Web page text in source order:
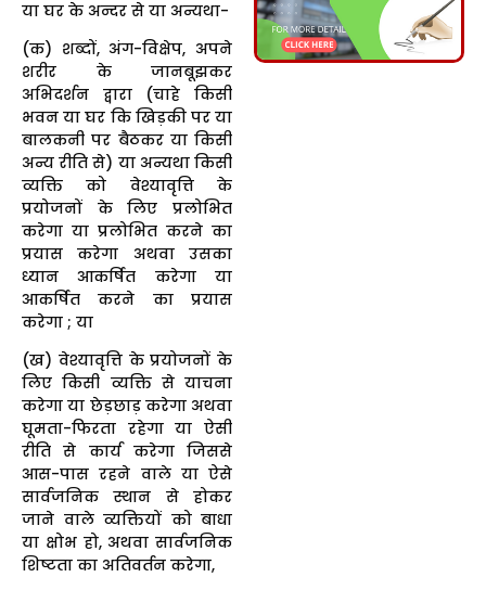
या घर के अन्दर से या अन्यथा-
(क) शब्दों, अंग-विक्षेप, अपने
शरीर के जानबूझकर
अभिदर्शन द्वारा (चाहे किसी
भवन या घर कि खिड़की पर या
बालकनी पर बैठकर या किसी
अन्य रीति से) या अन्यथा किसी
व्यक्ति को वेश्यावृत्ति के
प्रयोजनों के लिए प्रलोभित
करेगा या प्रलोभित करने का
प्रयास करेगा अथवा उसका
ध्यान आकर्षित करेगा या
आकर्षित करने का प्रयास
करेगा ; या
(ख) वेश्यावृत्ति के प्रयोजनों के
लिए किसी व्यक्ति से याचना
करेगा या छेड़छाड़ करेगा अथवा
घूमता-फिरता रहेगा या ऐसी
रीति से कार्य करेगा जिससे
आस-पास रहने वाले या ऐसे
सार्वजनिक स्थान से होकर
जाने वाले व्यक्तियों को बाधा
या क्षोभ हो, अथवा सार्वजनिक
शिष्टता का अतिवर्तन करेगा,